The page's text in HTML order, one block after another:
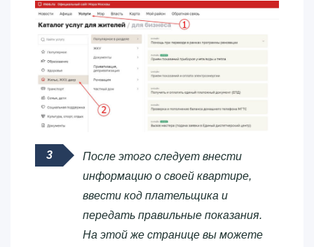
После этого следует внести
информацию о своей квартире,
ввести код плательщика и
передать правильные показания.
На этой же странице вы можете